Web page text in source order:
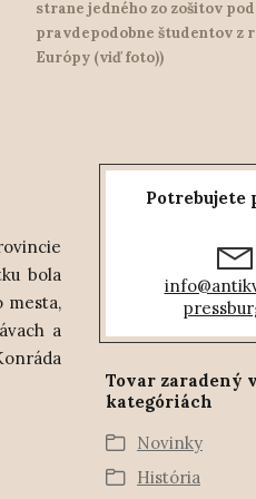
strane jedného zo zošitov
pravdepodobne študentov z
Európy (viď foto))
bola
mesta,
a
Potrebujete
Tovar zaradený v
kategóriách
Novinky
História